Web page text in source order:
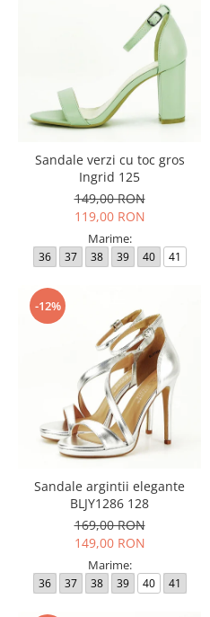
Sandale verzi cu toc gros
Ingrid 125
149,00 RON
119,00 RON
Marime:
36 37 38 39 40 41
-12%
Sandale argintii elegante
BLJY1286 128
169,00 RON
149,00 RON
Marime:
36 37 38 39 40 41